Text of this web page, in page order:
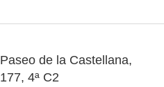
Paseo de la Castellana,
177, 4ª C2